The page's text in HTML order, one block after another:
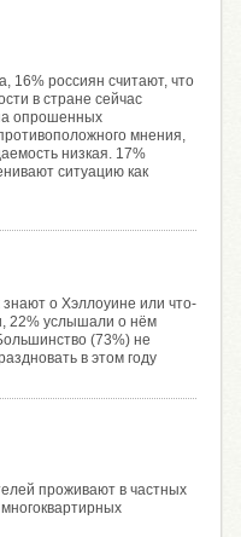
16% россиян считают, что
в стране сейчас
опрошенных
мнения,
низкая. 17%
ситуацию как
о Хэллоуине или что-
22% услышали о нём
(73%) не
в этом году
проживают в частных